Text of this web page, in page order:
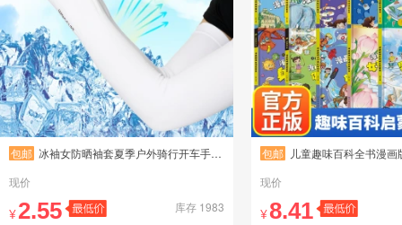
包邮 冰袖女防晒袖套夏季户外骑行开车手袖护臂一体冰爽冰丝女男套袖手
现价
¥2.55 库存 1983
包邮 儿童趣味百科全书漫画版心理学安全保护物
现价
¥8.41